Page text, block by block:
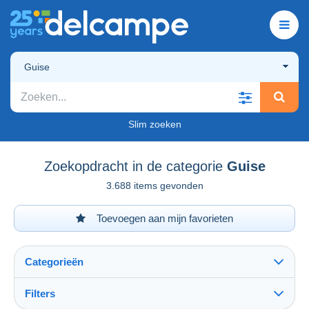
Guise
Slim zoeken
Zoekopdracht in de categorie Guise
3.688 items gevonden
Toevoegen aan mijn favorieten
Categorieën
Filters